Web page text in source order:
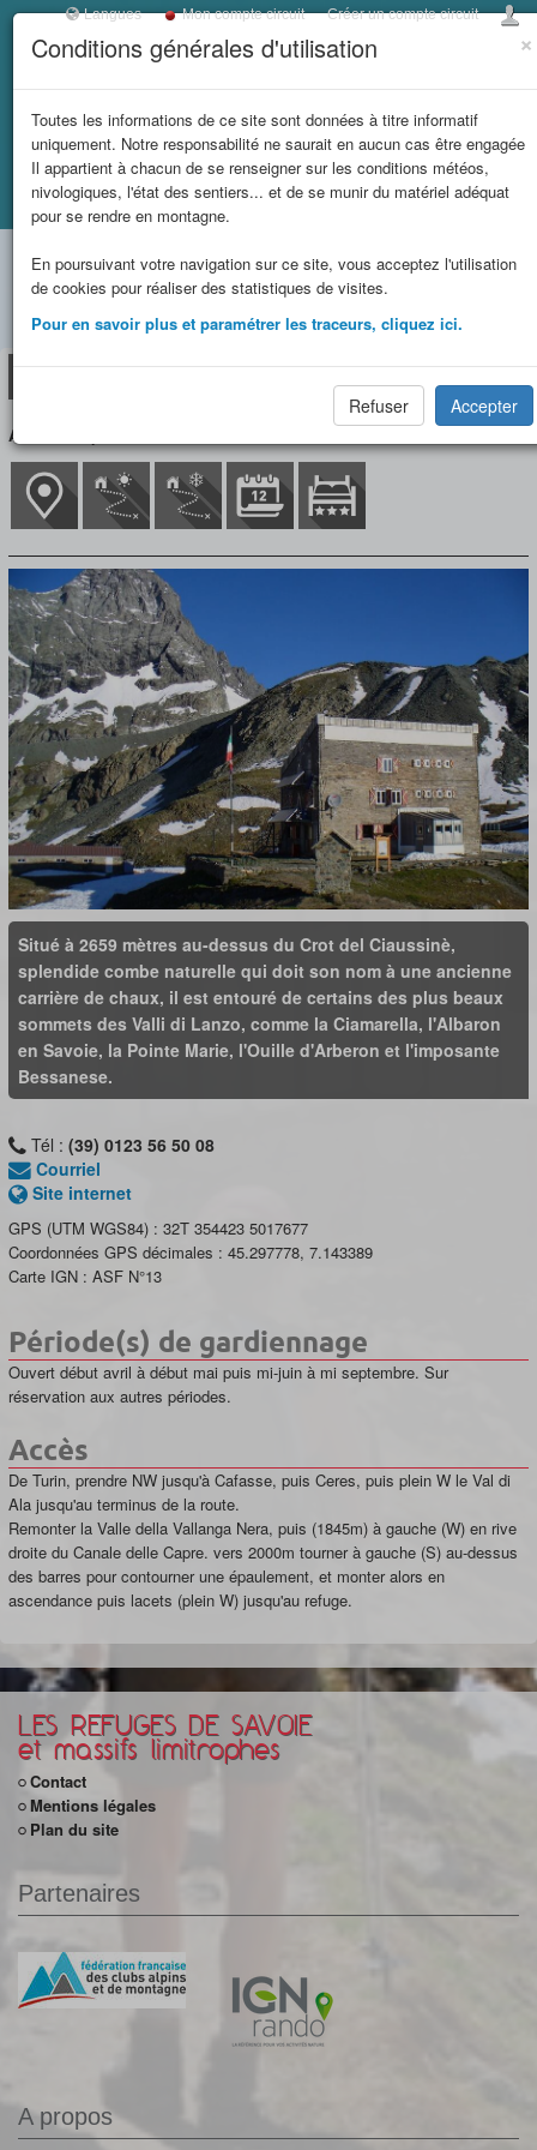
×
Conditions générales d'utilisation
Toutes les informations de ce site sont données à titre informatif
uniquement. Notre responsabilité ne saurait en aucun cas être engagée
Il appartient à chacun de se renseigner sur les conditions météos,
nivologiques, l'état des sentiers... et de se munir du matériel adéquat
pour se rendre en montagne.
En poursuivant votre navigation sur ce site, vous acceptez l'utilisation
de cookies pour réaliser des statistiques de visites.
Pour en savoir plus et paramétrer les traceurs, cliquez ici.
Refuser Accepter
Langues Mon compte circuit Créer un compte circuit
LES REFUGES DE
SAVOIE
et massifs
limitrophes
Accueil Fiche refuge RIFUGIO GASTALDI CAI
RIFUGIO GASTALDI CAI
(2659 m)
ALPES - Alpes Grées-Charbonnel
Situé à 2659 mètres au-dessus du Crot del Ciaussinè,
splendide combe naturelle qui doit son nom à une ancienne
carrière de chaux, il est entouré de certains des plus beaux
sommets des Valli di Lanzo, comme la Ciamarella, l'Albaron
en Savoie, la Pointe Marie, l'Ouille d'Arberon et l'imposante
Bessanese.
Tél : (39) 0123 56 50 08
Courriel
Site internet
GPS (UTM WGS84) : 32T 354423 5017677
Coordonnées GPS décimales : 45.297778, 7.143389
Carte IGN : ASF N°13
Période(s) de gardiennage
Ouvert début avril à début mai puis mi-juin à mi septembre. Sur
réservation aux autres périodes.
Accès
De Turin, prendre NW jusqu'à Cafasse, puis Ceres, puis plein W le Val di
Ala jusqu'au terminus de la route.
Remonter la Valle della Vallanga Nera, puis (1845m) à gauche (W) en rive
droite du Canale delle Capre. vers 2000m tourner à gauche (S) au-dessus
des barres pour contourner une épaulement, et monter alors en
ascendance puis lacets (plein W) jusqu'au refuge.
LES REFUGES DE SAVOIE
et massifs limitrophes
Contact
Mentions légales
Plan du site
Partenaires
A propos